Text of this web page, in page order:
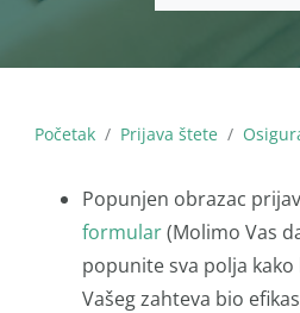
Početak Prijava štete
Popunjen obrazac
formular(Molimo Vas
popunite sva polja
Vašeg zahteva bio